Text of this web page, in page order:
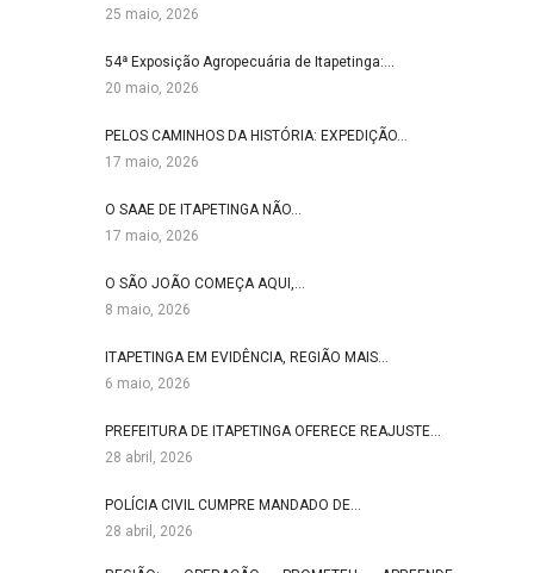
25 maio, 2026
54ª Exposição Agropecuária de Itapetinga:…
20 maio, 2026
PELOS CAMINHOS DA HISTÓRIA: EXPEDIÇÃO…
17 maio, 2026
O SAAE DE ITAPETINGA NÃO…
17 maio, 2026
O SÃO JOÃO COMEÇA AQUI,…
8 maio, 2026
ITAPETINGA EM EVIDÊNCIA, REGIÃO MAIS…
6 maio, 2026
PREFEITURA DE ITAPETINGA OFERECE REAJUSTE…
28 abril, 2026
POLÍCIA CIVIL CUMPRE MANDADO DE…
28 abril, 2026